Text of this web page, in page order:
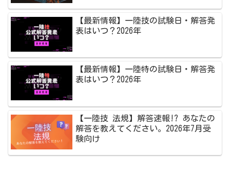
【最新情報】一陸技の試験日・解答発
表はいつ？2026年
【最新情報】一陸特の試験日・解答発
表はいつ？2026年
【一陸技 法規】解答速報!? あなたの
解答を教えてください。2026年7月受
験向け